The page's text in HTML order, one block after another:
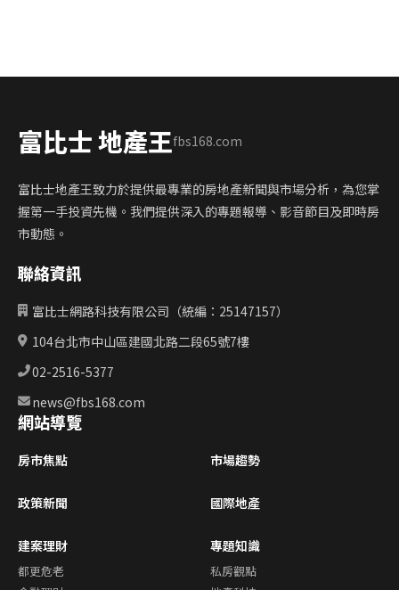
富比士 地產王fbs168.com
富比士地產王致力於提供最專業的房地產新聞與市場分析，為您掌
握第一手投資先機。我們提供深入的專題報導、影音節目及即時房
市動態。
聯絡資訊
富比士網路科技有限公司（統編：25147157）
104台北市中山區建國北路二段65號7樓
02-2516-5377
news@fbs168.com
網站導覽
房市焦點 市場趨勢
政策新聞 國際地產
建案理財
都更危老
專題知識
私房觀點